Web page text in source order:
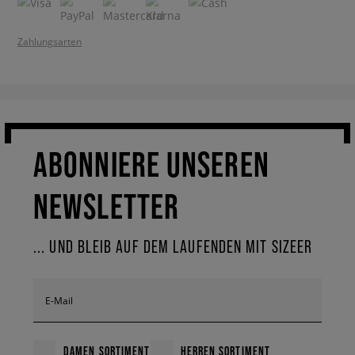
Zahlungsarten
ABONNIERE UNSEREN
NEWSLETTER
... UND BLEIB AUF DEM LAUFENDEN MIT SIZEER
E-Mail
DAMEN SORTIMENT HERREN SORTIMENT